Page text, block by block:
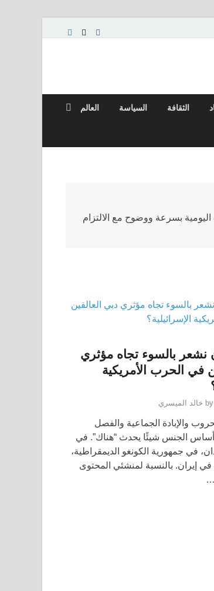
الثقافة السياسة العالم
بسرعة ووضوح مع الالتزام
بالسوء تجاه مؤثري
في الحرب الأمريكية
by خالد الميسري
والإبادة الجماعية والفصل
الجنس شيئًا يحدث “هناك”. في
في جمهورية الكونغو الديمقراطية،
إيران. بالنسبة لمنشئي المحتوى
…